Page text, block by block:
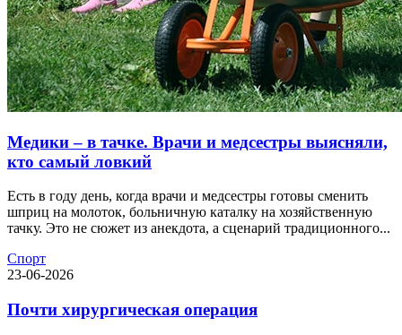
Медики – в тачке. Врачи и медсестры выясняли,
кто самый ловкий
Есть в году день, когда врачи и медсестры готовы сменить
шприц на молоток, больничную каталку на хозяйственную
тачку. Это не сюжет из анекдота, а сценарий традиционного...
Спорт
23-06-2026
Почти хирургическая операция